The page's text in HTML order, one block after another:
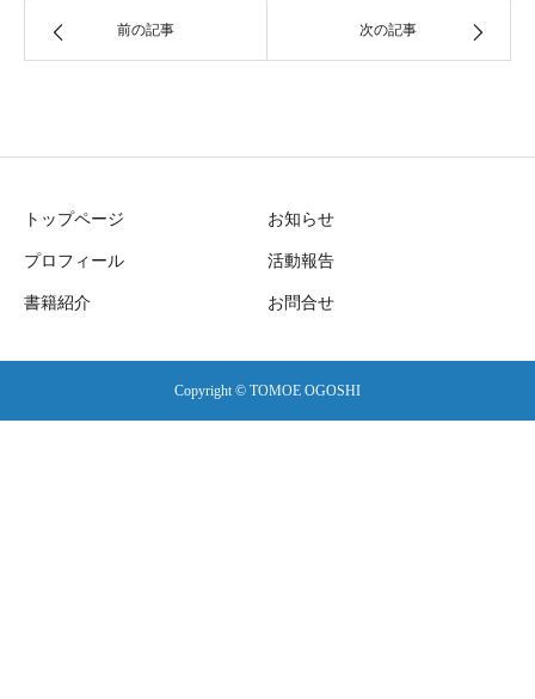
前の記事 次の記事
トップページ お知らせ
プロフィール 活動報告
書籍紹介 お問合せ
Copyright © TOMOE OGOSHI